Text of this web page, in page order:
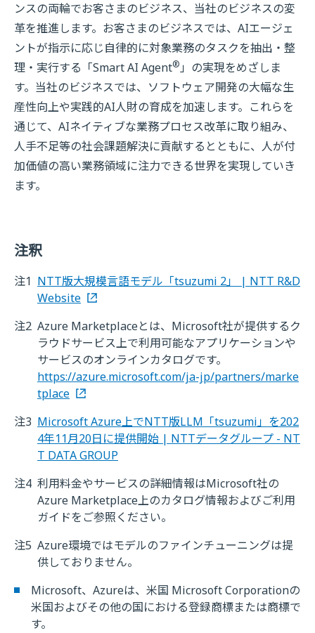
ンスの両輪でお客さまのビジネス、当社のビジネスの変
革を推進します。お客さまのビジネスでは、AIエージェ
ントが指示に応じ自律的に対象業務のタスクを抽出・整
理・実行する「Smart AI Agent®」の実現をめざしま
す。当社のビジネスでは、ソフトウェア開発の大幅な生
産性向上や実践的AI人財の育成を加速します。これらを
通じて、AIネイティブな業務プロセス改革に取り組み、
人手不足等の社会課題解決に貢献するとともに、人が付
加価値の高い業務領域に注力できる世界を実現していき
ます。
注釈
注1 NTT版大規模言語モデル「tsuzumi 2」 | NTT R&D
Website
注2 Azure Marketplaceとは、Microsoft社が提供するク
ラウドサービス上で利用可能なアプリケーションや
サービスのオンラインカタログです。
https://azure.microsoft.com/ja-jp/partners/marke
tplace
注3 Microsoft Azure上でNTT版LLM「tsuzumi」を202
4年11月20日に提供開始 | NTTデータグループ - NT
T DATA GROUP
注4 利用料金やサービスの詳細情報はMicrosoft社の
Azure Marketplace上のカタログ情報およびご利用
ガイドをご参照ください。
注5 Azure環境ではモデルのファインチューニングは提
供しておりません。
Microsoft、Azureは、米国 Microsoft Corporationの
米国およびその他の国における登録商標または商標で
す。